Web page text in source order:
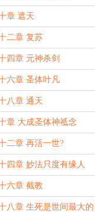
章 遮天
二章 复苏
四章 元神杀剑
六章 圣体叶凡
八章 通天
章 大成圣体神祗念
二章 再活一世?
四章 妙法只度有缘人
六章 截教
八章 生死是世间最大的